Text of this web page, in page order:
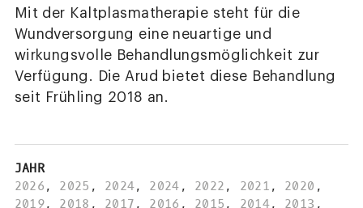
Mit der Kaltplasmatherapie steht für die
Wundversorgung eine neuartige und
wirkungsvolle Behandlungsmöglichkeit zur
Verfügung. Die Arud bietet diese Behandlung
seit Frühling 2018 an.
JAHR
2026 , 2025 , 2024, 2024 , 2022 , 2021 , 2020 ,
2019, 2018 , 2017 , 2016 , 2015 , 2014, 2013 ,